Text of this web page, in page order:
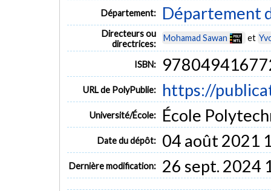
Département: Département
Directeurs ou
directrices:
Mohamad Sawan et
ISBN:
URL de PolyPublie: https://
Université/École: École
Date du dépôt: 04 août 2021
Dernière modification: 26 sept. 2024